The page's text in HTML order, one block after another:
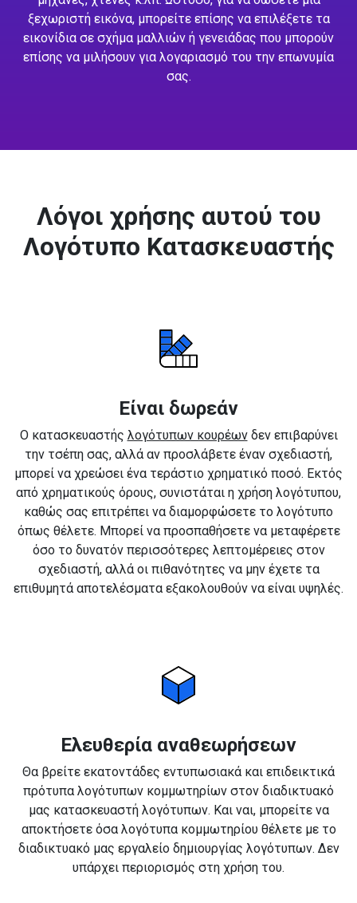
ξεχωριστή εικόνα, μπορείτε επίσης να επιλέξετε τα
εικονίδια σε σχήμα μαλλιών ή γενειάδας που μπορούν
επίσης να μιλήσουν για λογαριασμό του την επωνυμία
σας.
Λόγοι χρήσης αυτού του
Λογότυπο Κατασκευαστής
Είναι δωρεάν
Ο κατασκευαστής λογότυπων κουρέωνδεν επιβαρύνει
την τσέπη σας, αλλά αν προσλάβετε έναν σχεδιαστή,
μπορεί να χρεώσει ένα τεράστιο χρηματικό ποσό. Εκτός
από χρηματικούς όρους, συνιστάται η χρήση λογότυπου,
καθώς σας επιτρέπει να διαμορφώσετε το λογότυπο
όπως θέλετε. Μπορεί να προσπαθήσετε να μεταφέρετε
όσο το δυνατόν περισσότερες λεπτομέρειες στον
σχεδιαστή, αλλά οι πιθανότητες να μην έχετε τα
επιθυμητά αποτελέσματα εξακολουθούν να είναι υψηλές.
Ελευθερία αναθεωρήσεων
Θα βρείτε εκατοντάδες εντυπωσιακά και επιδεικτικά
πρότυπα λογότυπων κομμωτηρίων στον διαδικτυακό
μας κατασκευαστή λογότυπων. Και ναι, μπορείτε να
αποκτήσετε όσα λογότυπα κομμωτηρίου θέλετε με το
διαδικτυακό μας εργαλείο δημιουργίας λογότυπων. Δεν
υπάρχει περιορισμός στη χρήση του.